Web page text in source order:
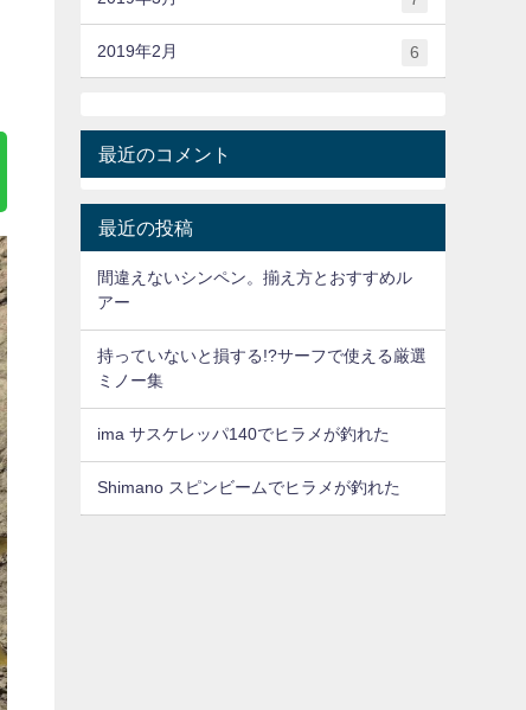
2019年2月 6
最近のコメント
最近の投稿
間違えないシンペン。揃え方とおすすめル
アー
持っていないと損する!?サーフで使える厳選
ミノー集
ima サスケレッパ140でヒラメが釣れた
Shimano スピンビームでヒラメが釣れた